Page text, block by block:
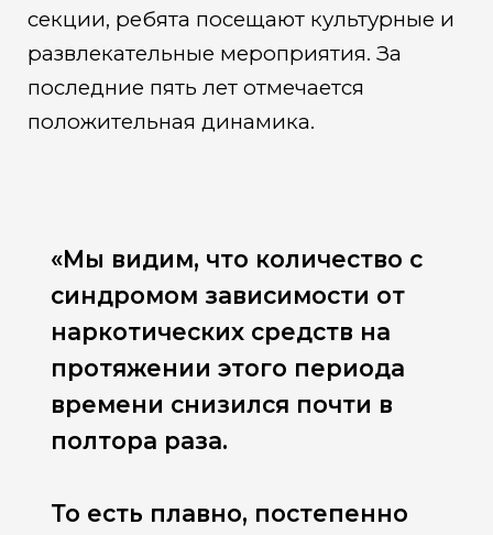
секции, ребята посещают культурные и
развлекательные мероприятия. За
последние пять лет отмечается
положительная динамика.
«Мы видим, что количество с
синдромом зависимости от
наркотических средств на
протяжении этого периода
времени снизился почти в
полтора раза.
То есть плавно, постепенно